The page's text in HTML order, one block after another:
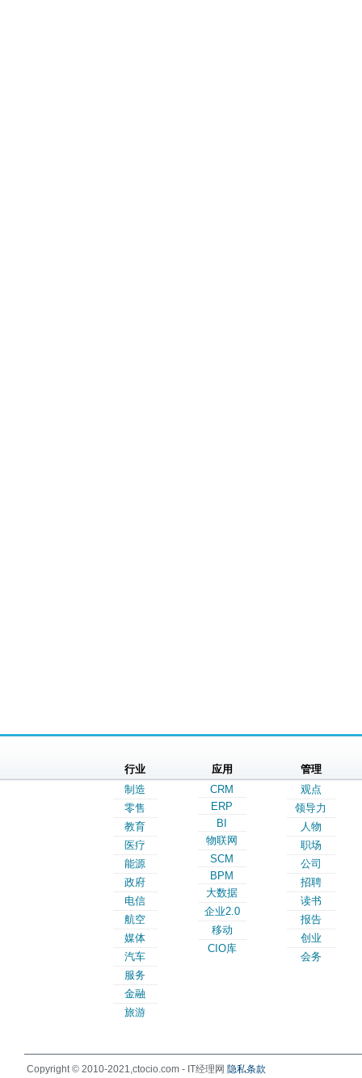
行业
制造
零售
教育
医疗
能源
政府
电信
航空
媒体
汽车
服务
金融
旅游
应用
CRM
ERP
BI
物联网
SCM
BPM
大数据
企业2.0
移动
CIO库
管理
观点
领导力
人物
职场
公司
招聘
读书
报告
创业
会务
Copyright © 2010-2021,ctocio.com - IT经理网 隐私条款